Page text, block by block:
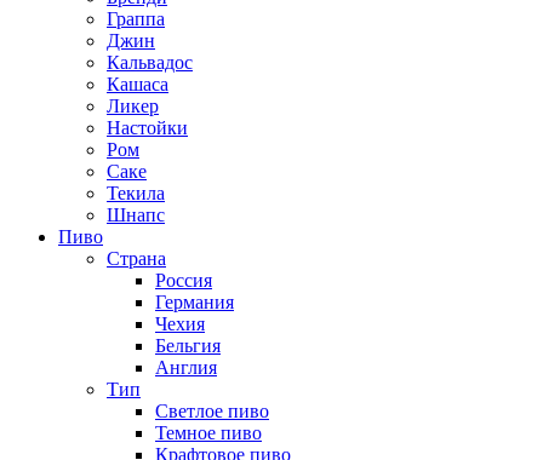
Граппа
Джин
Кальвадос
Кашаса
Ликер
Настойки
Ром
Саке
Текила
Шнапс
Пиво
Страна
Россия
Германия
Чехия
Бельгия
Англия
Тип
Светлое пиво
Темное пиво
Крафтовое пиво